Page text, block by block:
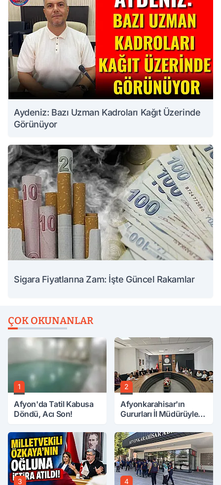
Aydeniz: Bazı Uzman Kadroları Kağıt Üzerinde
Görünüyor
Sigara Fiyatlarına Zam: İşte Güncel Rakamlar
ÇOK OKUNANLAR
1
Afyon'da Tatil Kabusa
Döndü, Acı Son!
2
Afyonkarahisar'ın
Gururları İl Müdürüyle
3 4